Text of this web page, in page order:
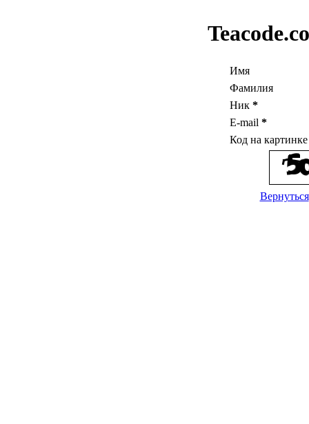
Имя
Фамилия
Ник *
E-mail *
Код на
Вернуться